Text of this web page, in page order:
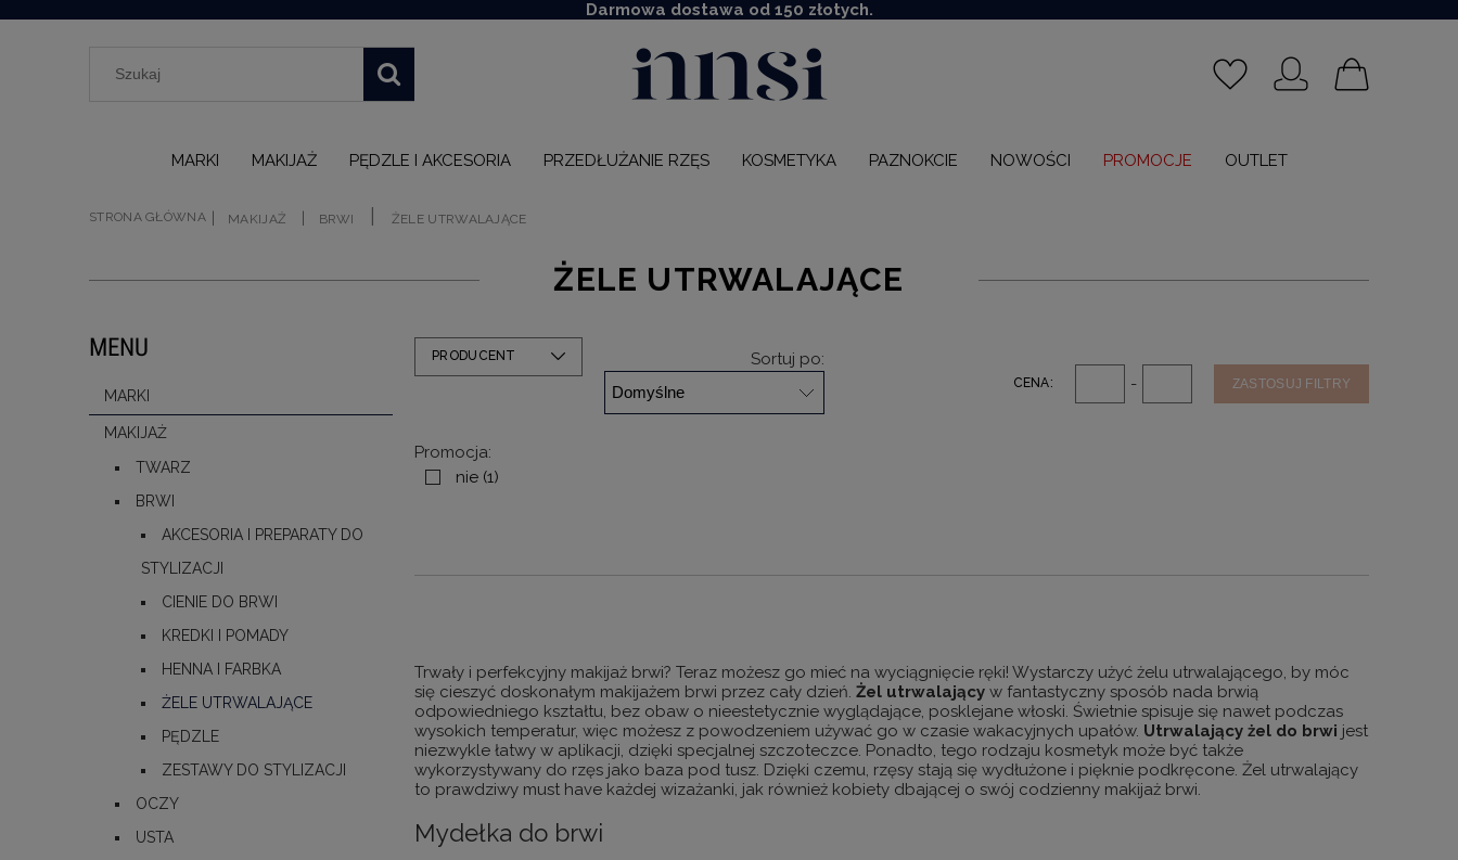
Darmowa dostawa od 150 złotych.
MARKI MAKIJAŻ PĘDZLE I AKCESORIA PRZEDŁUŻANIE RZĘS KOSMETYKA PAZNOKCIE NOWOŚCI PROMOCJE OUTLET
STRONA GŁÓWNA | MAKIJAŻ | BRWI ŻELE UTRWALAJĄCE
ŻELE UTRWALAJĄCE
MENU
MARKI
MAKIJAŻ
TWARZ
BRWI
AKCESORIA I PREPARATY DO
STYLIZACJI
CIENIE DO BRWI
KREDKI I POMADY
HENNA I FARBKA
ŻELE UTRWALAJĄCE
PĘDZLE
ZESTAWY DO STYLIZACJI
OCZY
USTA
PRODUCENT Sortuj po:
CENA: - ZASTOSUJ FILTRY
Promocja:
nie (1)
Trwały i perfekcyjny makijaż brwi? Teraz możesz go mieć na wyciągnięcie ręki! Wystarczy użyć żelu utrwalającego, by móc
się cieszyć doskonałym makijażem brwi przez cały dzień. Żel utrwalający w fantastyczny sposób nada brwią
odpowiedniego kształtu, bez obaw o nieestetycznie wyglądające, posklejane włoski. Świetnie spisuje się nawet podczas
wysokich temperatur, więc możesz z powodzeniem używać go w czasie wakacyjnych upałów. Utrwalający żel do brwi jest
niezwykle łatwy w aplikacji, dzięki specjalnej szczoteczce. Ponadto, tego rodzaju kosmetyk może być także
wykorzystywany do rzęs jako baza pod tusz. Dzięki czemu, rzęsy stają się wydłużone i pięknie podkręcone. Żel utrwalający
to prawdziwy must have każdej wizażanki, jak również kobiety dbającej o swój codzienny makijaż brwi.
Mydełka do brwi